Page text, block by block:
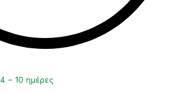
4 – 10 ημέρες